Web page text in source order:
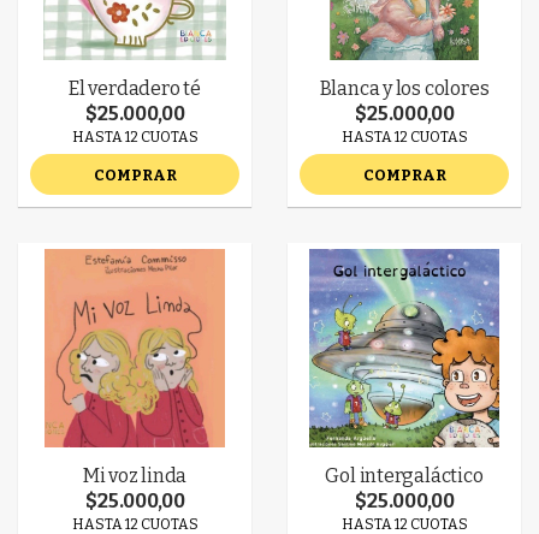
El verdadero té
$25.000,00
HASTA 12 CUOTAS
COMPRAR
Blanca y los colores
$25.000,00
HASTA 12 CUOTAS
COMPRAR
Mi voz linda
$25.000,00
HASTA 12 CUOTAS
Gol intergaláctico
$25.000,00
HASTA 12 CUOTAS